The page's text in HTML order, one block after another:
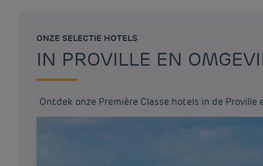
ONZE SELECTIE HOTELS
IN PROVILLE EN
Ontdek onze Première Classe hotels in de